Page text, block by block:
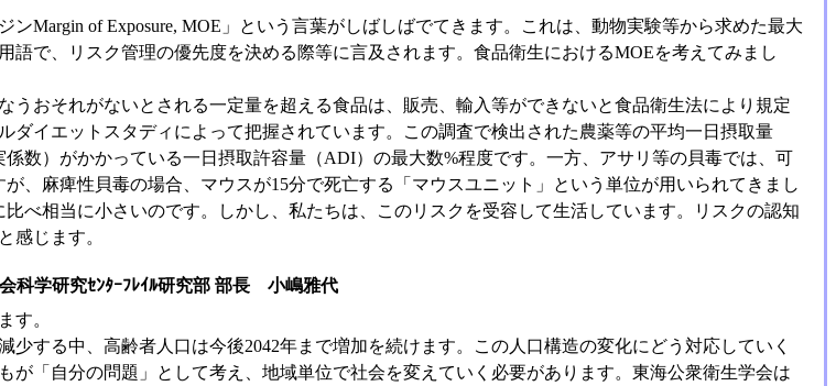
Margin of Exposure, MOE」という言葉がしばしばでてきます。これは、動物実験等から求めた最大
語で、リスク管理の優先度を決める際等に言及されます。食品衛生におけるMOEを考えてみまし
うおそれがないとされる一定量を超える食品は、販売、輸入等ができないと食品衛生法により規定
ダイエットスタディによって把握されています。この調査で検出された農薬等の平均一日摂取量
数）がかかっている一日摂取許容量（ADI）の最大数%程度です。一方、アサリ等の貝毒では、可
、麻痺性貝毒の場合、マウスが15分で死亡する「マウスユニット」という単位が用いられてきまし
べ相当に小さいのです。しかし、私たちは、このリスクを受容して生活しています。リスクの認知
感じます。
科学研究ｾﾝﾀｰﾌﾚｲﾙ研究部 部長 小嶋雅代
す。
する中、高齢者人口は今後2042年まで増加を続けます。この人口構造の変化にどう対応していく
が「自分の問題」として考え、地域単位で社会を変えていく必要があります。東海公衆衛生学会は